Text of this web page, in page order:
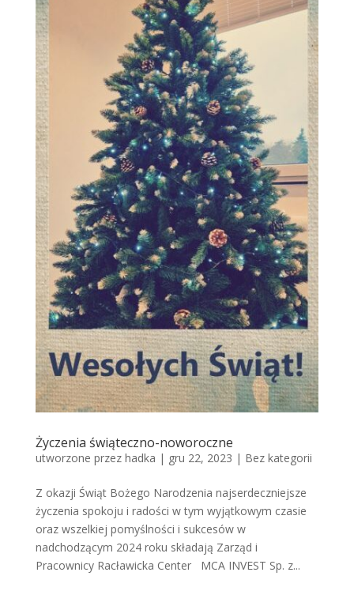
Życzenia świąteczno-noworoczne
utworzone przez hadka | gru 22, 2023 | Bez kategorii
Z okazji Świąt Bożego Narodzenia najserdeczniejsze
życzenia spokoju i radości w tym wyjątkowym czasie
oraz wszelkiej pomyślności i sukcesów w
nadchodzącym 2024 roku składają Zarząd i
Pracownicy Racławicka Center MCA INVEST Sp. z...